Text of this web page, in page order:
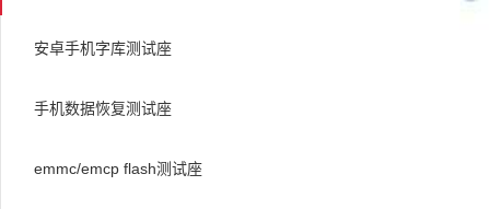
安卓手机字库测试座
手机数据恢复测试座
emmc/emcp flash测试座